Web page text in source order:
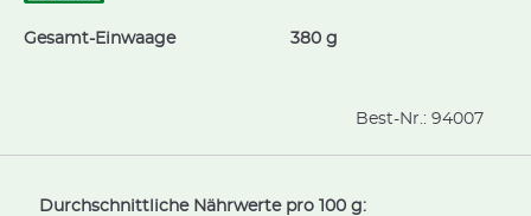
Gesamt-Einwaage 380 g
Best-Nr.: 94007
Durchschnittliche Nährwerte pro 100 g: